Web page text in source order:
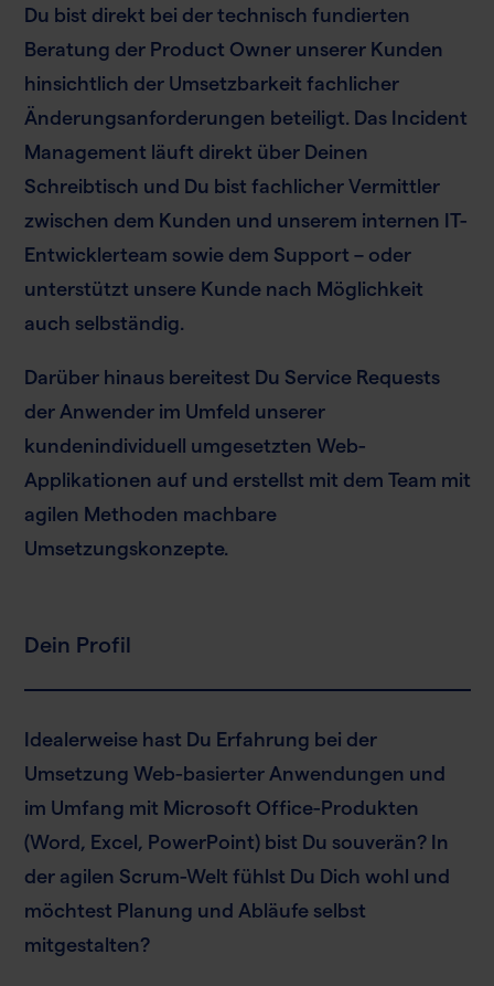
Du bist direkt bei der technisch fundierten
Beratung der Product Owner unserer Kunden
hinsichtlich der Umsetzbarkeit fachlicher
Änderungsanforderungen beteiligt. Das Incident
Management läuft direkt über Deinen
Schreibtisch und Du bist fachlicher Vermittler
zwischen dem Kunden und unserem internen IT-
Entwicklerteam sowie dem Support – oder
unterstützt unsere Kunde nach Möglichkeit
auch selbständig.
Darüber hinaus bereitest Du Service Requests
der Anwender im Umfeld unserer
kundenindividuell umgesetzten Web-
Applikationen auf und erstellst mit dem Team mit
agilen Methoden machbare
Umsetzungskonzepte.
Dein Profil
Idealerweise hast Du Erfahrung bei der
Umsetzung Web-basierter Anwendungen und
im Umfang mit Microsoft Office-Produkten
(Word, Excel, PowerPoint) bist Du souverän? In
der agilen Scrum-Welt fühlst Du Dich wohl und
möchtest Planung und Abläufe selbst
mitgestalten?